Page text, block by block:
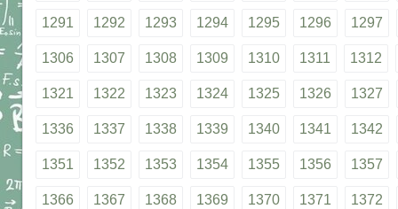
1291 1292 1293 1294 1295 1296 1297
1306 1307 1308 1309 1310 1311 1312
1321 1322 1323 1324 1325 1326 1327
1336 1337 1338 1339 1340 1341 1342
1351 1352 1353 1354 1355 1356 1357
1366 1367 1368 1369 1370 1371 1372